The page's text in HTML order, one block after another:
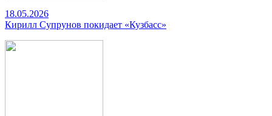
18.05.2026
Кирилл Супрунов покидает «Кузбасс»